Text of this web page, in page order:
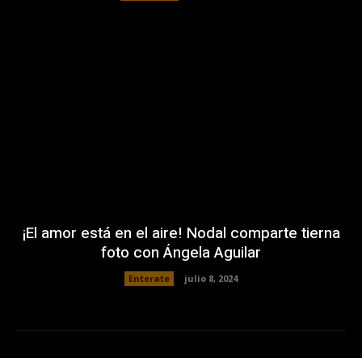
¡El amor está en el aire! Nodal comparte tierna
foto con Ángela Aguilar
Enterate julio 8, 2024